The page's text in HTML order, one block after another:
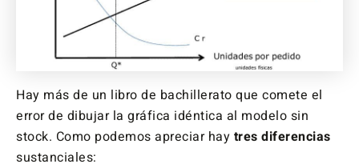
Hay más de un libro de bachillerato que comete el
error de dibujar la gráfica idéntica al modelo sin
stock. Como podemos apreciar hay tres diferencias
sustanciales: